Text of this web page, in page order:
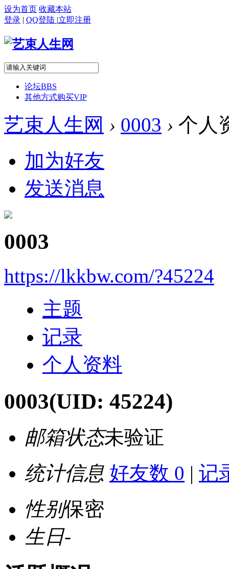
设为首页 收藏本站
登录 | QQ登陆 |立即注册
论坛BBS
其他方式购买VIP
艺束人生网 › 0003 › 个人
加为好友
发送消息
0003
https://lkkbw.com/?45224
主题
记录
个人资料
0003(UID: 45224)
邮箱状态未验证
统计信息 好友数 0 | 记
性别保密
生日-